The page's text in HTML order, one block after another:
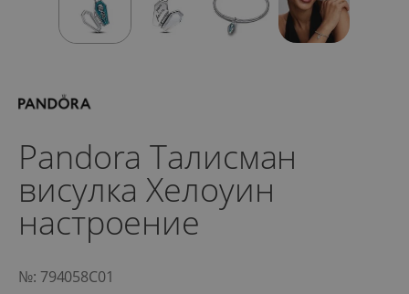
Pandora Талисман
висулка Хелоуин
настроение
№: 794058C01